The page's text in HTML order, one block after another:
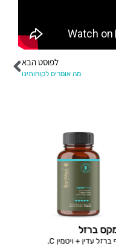
לפוסט הבא
מה אומרים לקוחותינו
ברזל
תוסף ברזל עדין + ויטמין C,